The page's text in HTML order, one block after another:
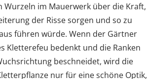
Wurzeln im Mauerwerk über die Kraft,
der Risse sorgen und so zu
führen würde. Wenn der Gärtner
Kletterefeu bedenkt und die Ranken
beschneidet, wird die
nur für eine schöne Optik,